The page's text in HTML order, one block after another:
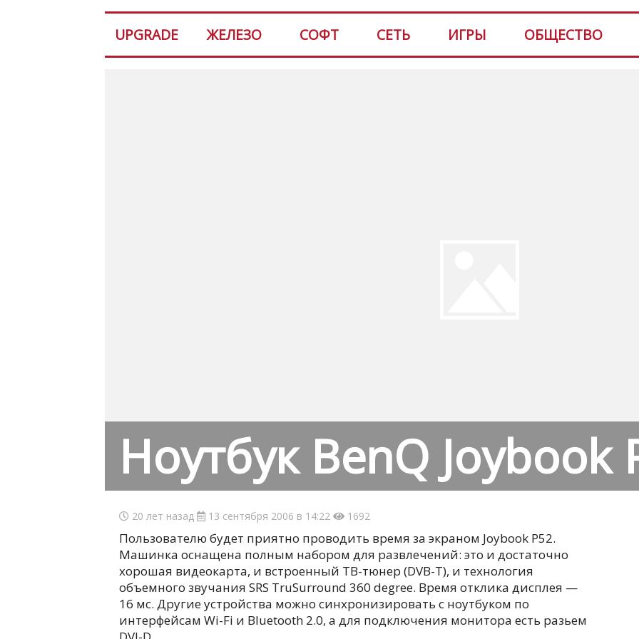
UPGRADE ЖЕЛЕЗО СОФТ СЕТЬ ИГРЫ ОБЩЕСТВО
Ноутбук BenQ Joybook
20 лет назад 13 сентября 2006 в 14:22 1692
Пользователю будет приятно проводить время за экраном Joybook P52.
Машинка оснащена полным набором для развлечений: это и достаточно
хорошая видеокарта, и встроенный ТВ-тюнер (DVB-T), и технология
объемного звучания SRS TruSurround 360 degree. Время отклика дисплея —
16 мс. Другие устройства можно синхронизировать с ноутбуком по
интерфейсам Wi-Fi и Bluetooth 2.0, а для подключения монитора есть разьем